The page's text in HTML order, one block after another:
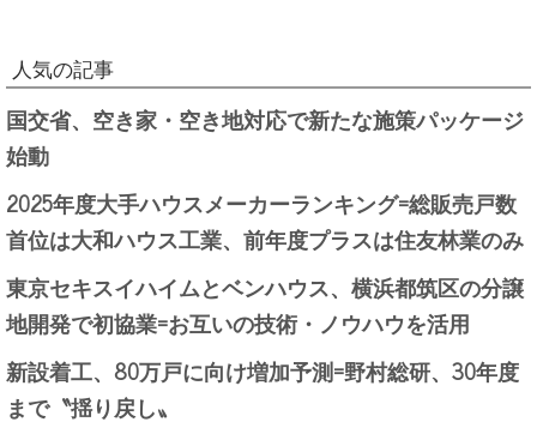
人気の記事
国交省、空き家・空き地対応で新たな施策パッケージ
始動
2025年度大手ハウスメーカーランキング=総販売戸数
首位は大和ハウス工業、前年度プラスは住友林業のみ
東京セキスイハイムとベンハウス、横浜都筑区の分譲
地開発で初協業=お互いの技術・ノウハウを活用
新設着工、80万戸に向け増加予測=野村総研、30年度
まで〝揺り戻し〟